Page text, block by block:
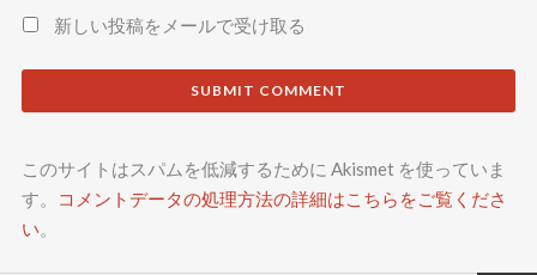
新しい投稿をメールで受け取る
このサイトはスパムを低減するために Akismet を使っていま
す。
コメントデータの処理方法の詳細はこちらをご覧くださ
い。